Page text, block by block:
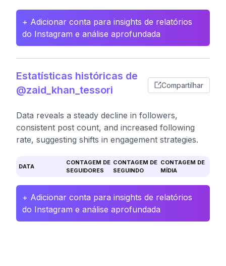
+ Adicionar conta para insights de relatórios
do Instagram e análise aprofundada
Estatísticas históricas de
@zaid_khan_tessori
Compartilhar
Data reveals a steady decline in followers,
consistent post count, and increased following
rate, suggesting shifts in engagement strategies.
DATA
CONTAGEM DE
SEGUIDORES
CONTAGEM DE
SEGUINDO
CONTAGEM DE
MÍDIA
+ Adicionar conta para insights de relatórios
do Instagram e análise aprofundada